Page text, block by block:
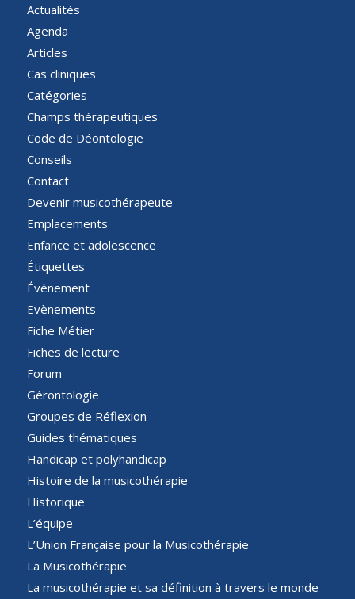
Actualités
Agenda
Articles
Cas cliniques
Catégories
Champs thérapeutiques
Code de Déontologie
Conseils
Contact
Devenir musicothérapeute
Emplacements
Enfance et adolescence
Étiquettes
Évènement
Evènements
Fiche Métier
Fiches de lecture
Forum
Gérontologie
Groupes de Réflexion
Guides thématiques
Handicap et polyhandicap
Histoire de la musicothérapie
Historique
L’équipe
L’Union Française pour la Musicothérapie
La Musicothérapie
La musicothérapie et sa définition à travers le monde